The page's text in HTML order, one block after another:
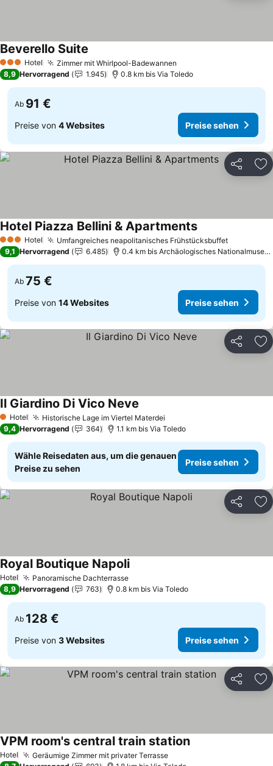
3 SterneHotel Zimmer mit Whirlpool-Badewannen
Beverello Suite
8,9 Hervorragend 1.945 0.8 km bis Via Toledo
Ab 91 €
Preise von 4 Websites Preise sehen
Teilen
3 SterneHotel Umfangreiches neapolitanisches Frühstücksbuffet
Hotel Piazza Bellini & Apartments
9,1 Hervorragend 6.485 0.4 km bis Archäologisches Nationalmuseum
Ab 75 €
Preise von 14 Websites Preise sehen
Teilen
1 Sterne
Hotel Historische Lage im Viertel Materdei
Il Giardino Di Vico Neve
9,4 Hervorragend 364 1.1 km bis Via Toledo
Wähle Reisedaten aus, um die genauen
Preise zu sehen
Preise sehen
Teilen
Hotel Panoramische Dachterrasse
Royal Boutique Napoli
8,9 Hervorragend 763 0.8 km bis Via Toledo
Ab 128 €
Preise von 3 Websites Preise sehen
Teilen
Hotel Geräumige Zimmer mit privater Terrasse
VPM room's central train station